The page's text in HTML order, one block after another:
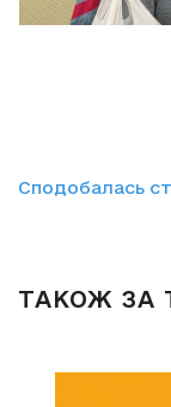
Сподобалась
ТАКОЖ ЗА